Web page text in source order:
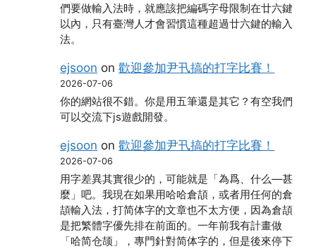
們要做輸入法時，就應該把編碼字母限制在廿六鍵
以內，只有臺灣人才會習慣這種超過廿六鍵的輸入
法。
ejsoon on歡迎參加尹卂搞的打字比賽！
2026-07-06
你的網站很不錯。你是用五筆還是其它？有空我們
可以交流下js遊戲開發。
ejsoon on歡迎參加尹卂搞的打字比賽！
2026-07-06
用字差異其實很少的，可能就是「為爲、什么―甚
麼」吧。我現在如果用哈哈倉頡，或者用任何的倉
頡輸入法，打简体字的文章也不太方便，因為倉頡
是把繁體字優先排在前面的。一年前我有計畫做
「哈简仓颉」，專門針對简体字的，但是後來停下